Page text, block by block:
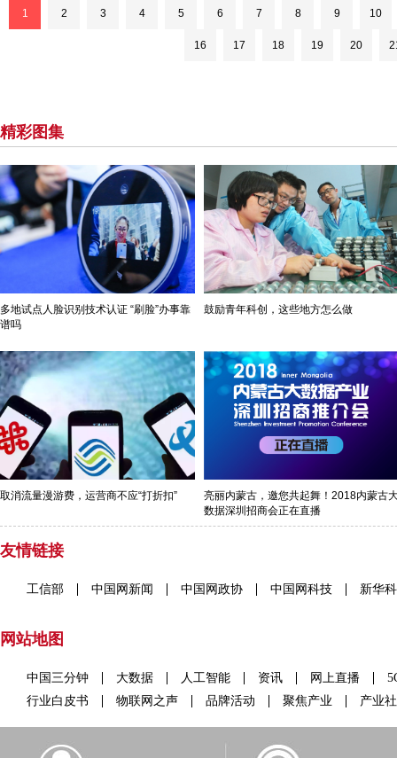
1 2 3 4 5 6 7 8 9 10
16 17 18 19 20